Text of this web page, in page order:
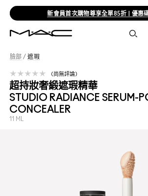
新會員首次購物尊享全單85折 | 優惠
臉部 / 遮瑕
超持妝奢緞遮瑕精華
STUDIO RADIANCE SERUM-
CONCEALER
11 ML
尚無評論